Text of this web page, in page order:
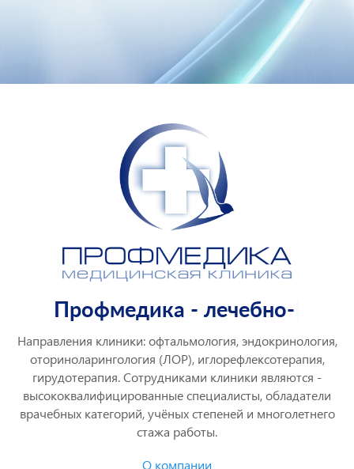
Профмедика- лечебно-
диагностическая клиника|
Направления клиники: офтальмология, эндокринология,
оториноларингология (ЛОР), иглорефлексотерапия,
гирудотерапия. Сотрудниками клиники являются -
высококвалифицированные специалисты, обладатели
врачебных категорий, учёных степеней и многолетнего
стажа работы.